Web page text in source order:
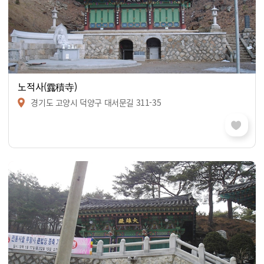
노적사(露積寺)
경기도 고양시 덕양구 대서문길 311-35